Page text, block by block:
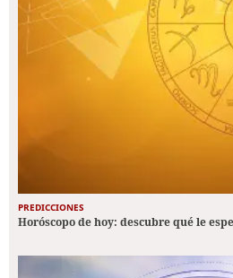
PREDICCIONES
Horóscopo de hoy: descubre qué le